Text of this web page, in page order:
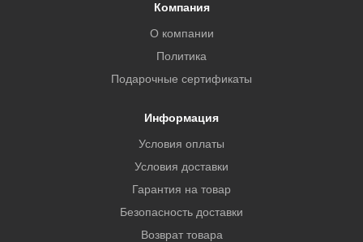
Компания
О компании
Политика
Подарочные сертификаты
Информация
Условия оплаты
Условия доставки
Гарантия на товар
Безопасность доставки
Возврат товара